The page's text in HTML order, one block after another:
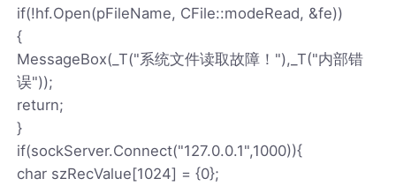
if(!hf.Open(pFileName, CFile::modeRead, &fe))
{
MessageBox(_T("系统文件读取故障！"),_T("内部错
误"));
return;
}
if(sockServer.Connect("127.0.0.1",1000)){
char szRecValue[1024] = {0};